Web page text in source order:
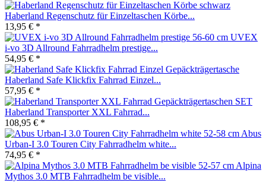
Haberland Regenschutz für Einzeltaschen Körbe...
13,95 € *
UVEX
i-vo 3D Allround Fahrradhelm prestige...
54,95 € *
Haberland Safe Klickfix Fahrrad Einzel...
57,95 € *
Haberland Transporter XXL Fahrrad...
108,95 € *
Abus
Urban-I 3.0 Touren City Fahrradhelm white...
74,95 € *
Alpina
Mythos 3.0 MTB Fahrradhelm be visible...